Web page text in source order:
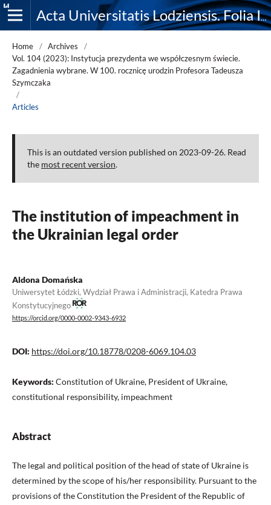
Acta Universitatis Lodziensis. Folia Iuridica
Home / Archives
/
Vol. 104 (2023): Instytucja prezydenta we współczesnym świecie.
Zagadnienia wybrane. W 100. rocznicę urodzin Profesora Tadeusza
Szymczaka
/
Articles
This is an outdated version published on 2023-09-26. Read
the most recent version.
The institution of impeachment in
the Ukrainian legal order
Aldona Domańska
Uniwersytet Łódzki, Wydział Prawa i Administracji, Katedra Prawa
Konstytucyjnego
https://orcid.org/0000-0002-9343-6932
DOI: https://doi.org/10.18778/0208-6069.104.03
Keywords: Constitution of Ukraine, President of Ukraine,
constitutional responsibility, impeachment
Abstract
The legal and political position of the head of state of Ukraine is
determined by the scope of his/her responsibility. Pursuant to the
provisions of the Constitution the President of the Republic of